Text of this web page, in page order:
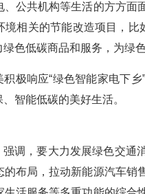
公共机构等生活的方方
相关的节能改造项目，
色低碳商品和服务，为绿
极响应“绿色智能家电下
智能低碳的美好生活。
强调，要大力发展绿色交
的布局，拉动新能源汽车